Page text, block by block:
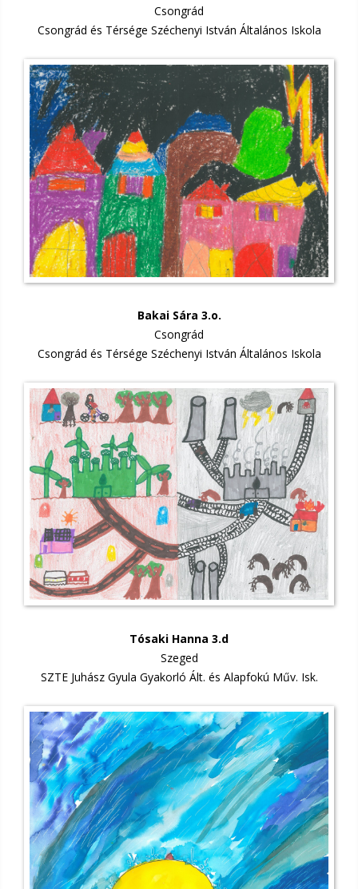
Csongrád
Csongrád és Térsége Széchenyi István Általános Iskola
Bakai Sára 3.o.
Csongrád
Csongrád és Térsége Széchenyi István Általános Iskola
Tósaki Hanna 3.d
Szeged
SZTE Juhász Gyula Gyakorló Ált. és Alapfokú Műv. Isk.